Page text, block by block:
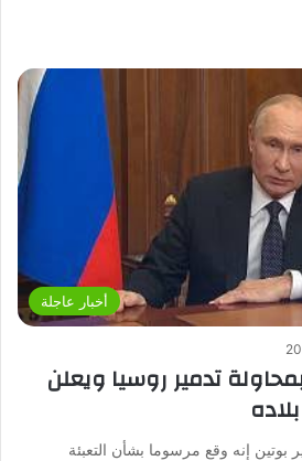
أخبار عاجلة
تدمير روسيا ويعلن
بوتين إنه وقع مرسوما بشأن التعبئة